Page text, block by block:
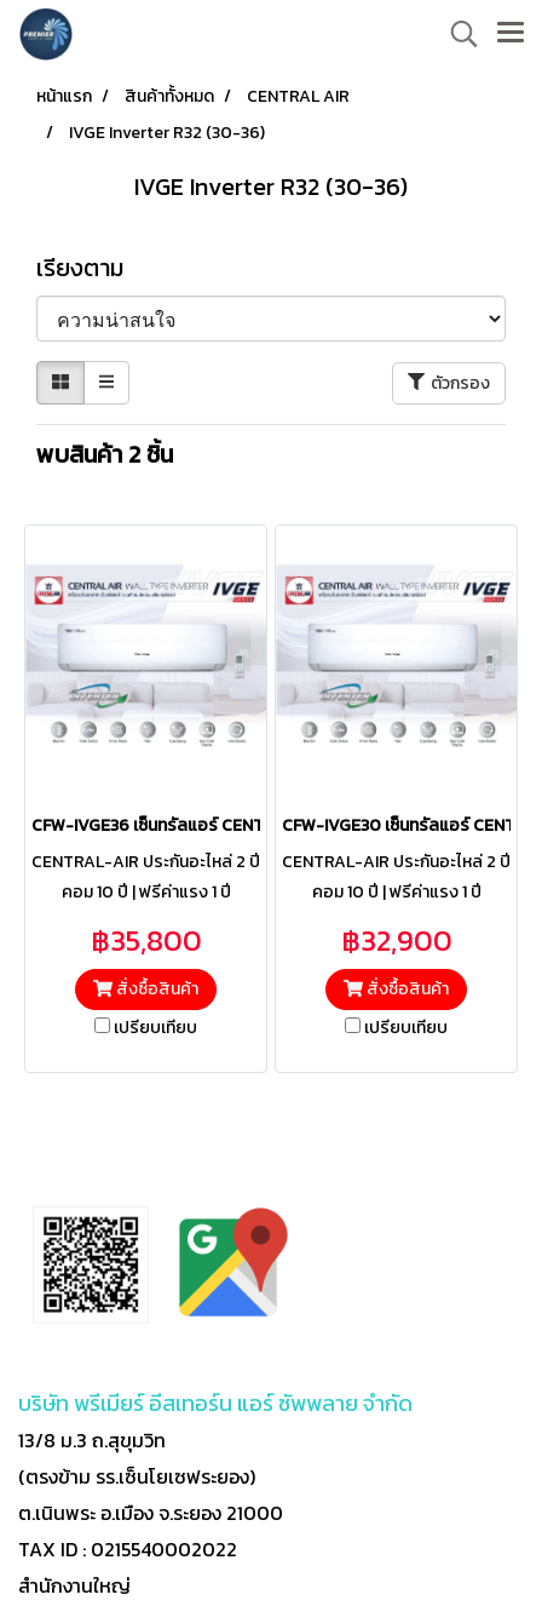
หน้าแรก สินค้าทั้งหมด
CENTRAL AIR
IVGE Inverter R32 (30-36)
IVGE Inverter R32 (30-36)
เรียงตาม
ตัวกรอง
พบสินค้า 2 ชิ้น
CFW-IVGE36 เซ็นทรัลแอร์ CENTRAL AIR แบบติดผนัง รุ่น IVGE
CENTRAL-AIR ประกันอะไหล่ 2 ปี
คอม 10 ปี | ฟรีค่าแรง 1 ปี
฿35,800
สั่งซื้อสินค้า
เปรียบเทียบ
CFW-IVGE30 เซ็นทรัลแอร์
CENTRAL-AIR ประกันอะไหล่ 2 ปี
คอม 10 ปี | ฟรีค่าแรง 1 ปี
฿32,900
สั่งซื้อสินค้า
เปรียบเทียบ
บริษัท พรีเมียร์ อีสเทอร์น แอร์ ซัพพลาย จำกัด
13/8 ม.3 ถ.สุขุมวิท
(ตรงข้าม รร.เซ็นโยเซฟระยอง)
ต.เนินพระ อ.เมือง จ.ระยอง 21000
TAX ID : 0215540002022
สำนักงานใหญ่